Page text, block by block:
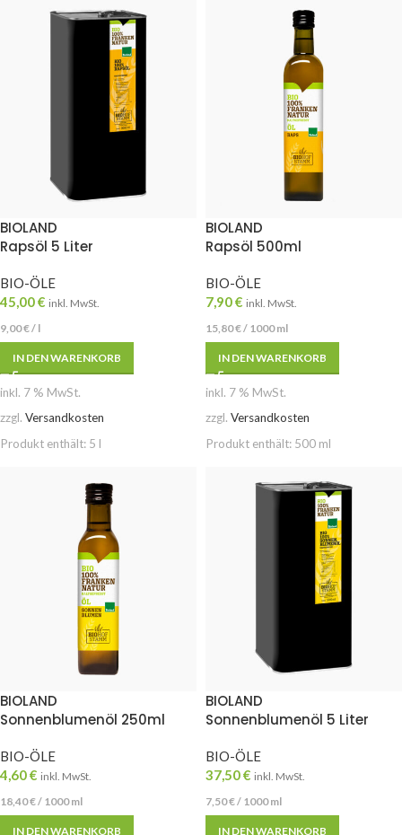
BIOLAND
Rapsöl 5 Liter
BIO-ÖLE
45,00€ inkl. MwSt.
9,00€/ l
IN DEN WARENKORB
inkl. 7 % MwSt.
zzgl. Versandkosten
Produkt enthält: 5 l
BIOLAND
Rapsöl 500ml
BIO-ÖLE
7,90€ inkl. MwSt.
15,80€/ 1000 ml
IN DEN WARENKORB
inkl. 7 % MwSt.
zzgl. Versandkosten
Produkt enthält: 500 ml
BIOLAND
Sonnenblumenöl 250ml
BIO-ÖLE
4,60€ inkl. MwSt.
18,40€/ 1000 ml
IN DEN WARENKORB
BIOLAND
Sonnenblumenöl 5 Liter
BIO-ÖLE
37,50€ inkl. MwSt.
7,50€/ 1000 ml
IN DEN WARENKORB